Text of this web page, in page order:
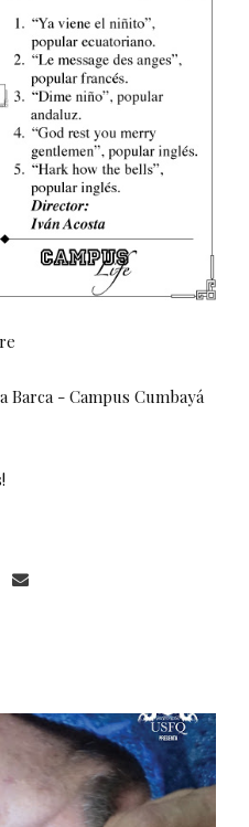
Barca - Campus Cumbayá